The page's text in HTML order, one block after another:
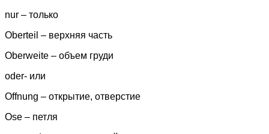
nur – только
Oberteil – верхняя часть
Oberweite – объем груди
oder- или
Offnung – открытие, отверстие
Ose – петля